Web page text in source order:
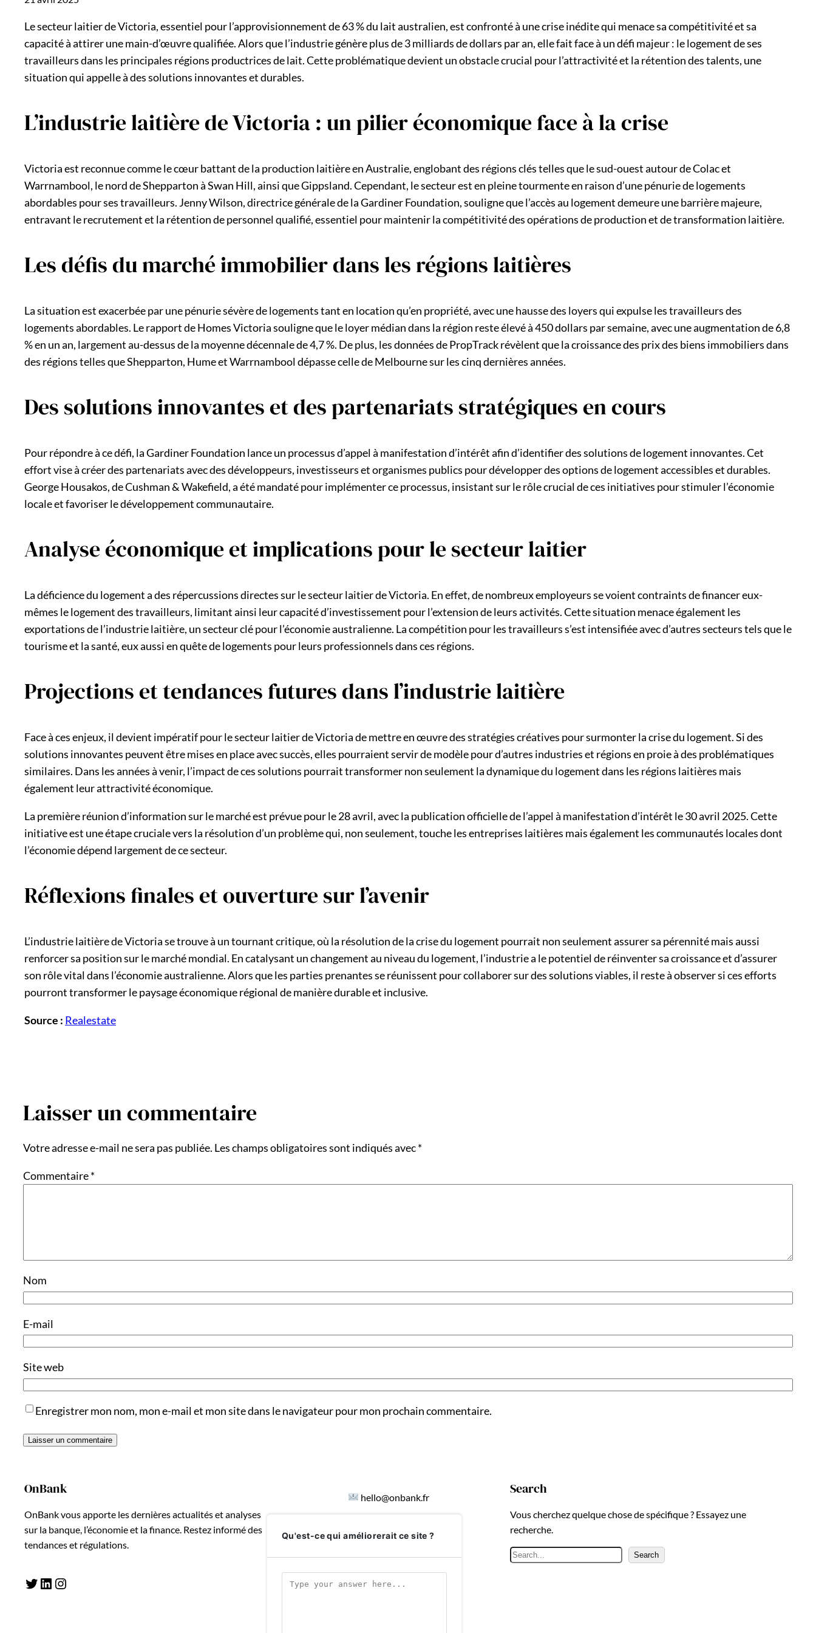
Le secteur laitier de Victoria, essentiel pour l’approvisionnement de 63 % du lait australien, est confronté à une crise inédite qui menace sa compétitivité et sa
capacité à attirer une main-d’œuvre qualifiée. Alors que l’industrie génère plus de 3 milliards de dollars par an, elle fait face à un défi majeur : le logement de ses
travailleurs dans les principales régions productrices de lait. Cette problématique devient un obstacle crucial pour l’attractivité et la rétention des talents, une
situation qui appelle à des solutions innovantes et durables.
L’industrie laitière de Victoria : un pilier économique face à la crise
Victoria est reconnue comme le cœur battant de la production laitière en Australie, englobant des régions clés telles que le sud-ouest autour de Colac et
Warrnambool, le nord de Shepparton à Swan Hill, ainsi que Gippsland. Cependant, le secteur est en pleine tourmente en raison d’une pénurie de logements
abordables pour ses travailleurs. Jenny Wilson, directrice générale de la Gardiner Foundation, souligne que l’accès au logement demeure une barrière majeure,
entravant le recrutement et la rétention de personnel qualifié, essentiel pour maintenir la compétitivité des opérations de production et de transformation laitière.
Les défis du marché immobilier dans les régions laitières
La situation est exacerbée par une pénurie sévère de logements tant en location qu’en propriété, avec une hausse des loyers qui expulse les travailleurs des
logements abordables. Le rapport de Homes Victoria souligne que le loyer médian dans la région reste élevé à 450 dollars par semaine, avec une augmentation de 6,8
% en un an, largement au-dessus de la moyenne décennale de 4,7 %. De plus, les données de PropTrack révèlent que la croissance des prix des biens immobiliers dans
des régions telles que Shepparton, Hume et Warrnambool dépasse celle de Melbourne sur les cinq dernières années.
Des solutions innovantes et des partenariats stratégiques en cours
Pour répondre à ce défi, la Gardiner Foundation lance un processus d’appel à manifestation d’intérêt afin d’identifier des solutions de logement innovantes. Cet
effort vise à créer des partenariats avec des développeurs, investisseurs et organismes publics pour développer des options de logement accessibles et durables.
George Housakos, de Cushman & Wakefield, a été mandaté pour implémenter ce processus, insistant sur le rôle crucial de ces initiatives pour stimuler l’économie
locale et favoriser le développement communautaire.
Analyse économique et implications pour le secteur laitier
La déficience du logement a des répercussions directes sur le secteur laitier de Victoria. En effet, de nombreux employeurs se voient contraints de financer eux-
mêmes le logement des travailleurs, limitant ainsi leur capacité d’investissement pour l’extension de leurs activités. Cette situation menace également les
exportations de l’industrie laitière, un secteur clé pour l’économie australienne. La compétition pour les travailleurs s’est intensifiée avec d’autres secteurs tels que le
tourisme et la santé, eux aussi en quête de logements pour leurs professionnels dans ces régions.
Projections et tendances futures dans l’industrie laitière
Face à ces enjeux, il devient impératif pour le secteur laitier de Victoria de mettre en œuvre des stratégies créatives pour surmonter la crise du logement. Si des
solutions innovantes peuvent être mises en place avec succès, elles pourraient servir de modèle pour d’autres industries et régions en proie à des problématiques
similaires. Dans les années à venir, l’impact de ces solutions pourrait transformer non seulement la dynamique du logement dans les régions laitières mais
également leur attractivité économique.
La première réunion d’information sur le marché est prévue pour le 28 avril, avec la publication officielle de l’appel à manifestation d’intérêt le 30 avril 2025. Cette
initiative est une étape cruciale vers la résolution d’un problème qui, non seulement, touche les entreprises laitières mais également les communautés locales dont
l’économie dépend largement de ce secteur.
Réflexions finales et ouverture sur l’avenir
L’industrie laitière de Victoria se trouve à un tournant critique, où la résolution de la crise du logement pourrait non seulement assurer sa pérennité mais aussi
renforcer sa position sur le marché mondial. En catalysant un changement au niveau du logement, l’industrie a le potentiel de réinventer sa croissance et d’assurer
son rôle vital dans l’économie australienne. Alors que les parties prenantes se réunissent pour collaborer sur des solutions viables, il reste à observer si ces efforts
pourront transformer le paysage économique régional de manière durable et inclusive.
Source : Realestate
Laisser un commentaire
Votre adresse e-mail ne sera pas publiée. Les champs obligatoires sont indiqués avec*
Commentaire*
Nom
E-mail
Site web
Enregistrer mon nom, mon e-mail et mon site dans le navigateur pour mon prochain commentaire.
OnBank
OnBank vous apporte les dernières actualités et analyses
sur la banque, l’économie et la finance. Restez informé des
tendances et régulations.
Twitter LinkedIn Instagram
hello@onbank.fr
Qu'est-ce qui améliorerait ce site ?
Search
Vous cherchez quelque chose de spécifique ? Essayez une
recherche.
R
Search